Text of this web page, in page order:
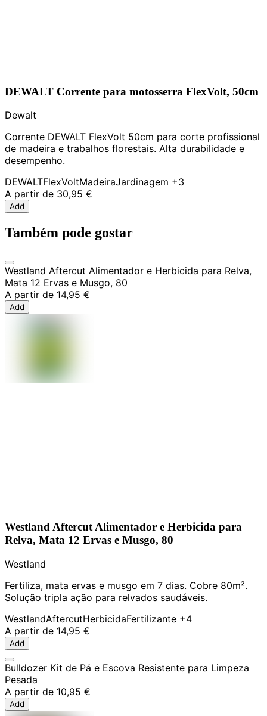
DEWALT Corrente para motosserra FlexVolt, 50cm
Dewalt
Corrente DEWALT FlexVolt 50cm para corte profissional
de madeira e trabalhos florestais. Alta durabilidade e
desempenho.
DEWALTFlexVoltMadeiraJardinagem +3
A partir de 30,95 €
Add
Também pode gostar
Westland Aftercut Alimentador e Herbicida para Relva,
Mata 12 Ervas e Musgo, 80
A partir de 14,95 €
Add
Westland Aftercut Alimentador e Herbicida para
Relva, Mata 12 Ervas e Musgo, 80
Westland
Fertiliza, mata ervas e musgo em 7 dias. Cobre 80m².
Solução tripla ação para relvados saudáveis.
WestlandAftercutHerbicidaFertilizante +4
A partir de 14,95 €
Add
Bulldozer Kit de Pá e Escova Resistente para Limpeza
Pesada
A partir de 10,95 €
Add